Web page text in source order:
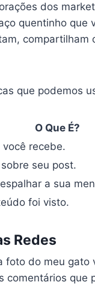
dos
quentinho que
compartilham
que podemos
O Que É?
você recebe.
seu post.
a sua
foi visto.
Redes
foto do meu gato
que